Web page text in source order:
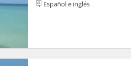
Español e inglés